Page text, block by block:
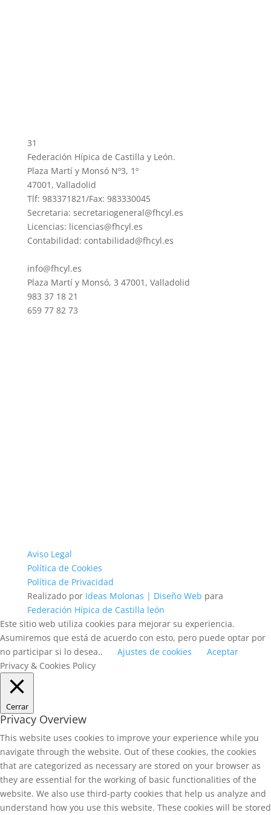
31
Federación Hípica de Castilla y León.
Plaza Martí y Monsó Nº3, 1º
47001, Valladolid
Tlf: 983371821/Fax: 983330045
Secretaria: secretariogeneral@fhcyl.es
Licencias: licencias@fhcyl.es
Contabilidad: contabilidad@fhcyl.es
info@fhcyl.es
Plaza Martí y Monsó, 3 47001, Valladolid
983 37 18 21
659 77 82 73
Aviso Legal
Política de Cookies
Política de Privacidad
Realizado por Ideas Molonas | Diseño Web para
Federación Hípica de Castilla león
Este sitio web utiliza cookies para mejorar su experiencia.
Asumiremos que está de acuerdo con esto, pero puede optar por
no participar si lo desea..
Ajustes de cookies
Aceptar
Privacy & Cookies Policy
Cerrar
Privacy Overview
This website uses cookies to improve your experience while you
navigate through the website. Out of these cookies, the cookies
that are categorized as necessary are stored on your browser as
they are essential for the working of basic functionalities of the
website. We also use third-party cookies that help us analyze and
understand how you use this website. These cookies will be stored